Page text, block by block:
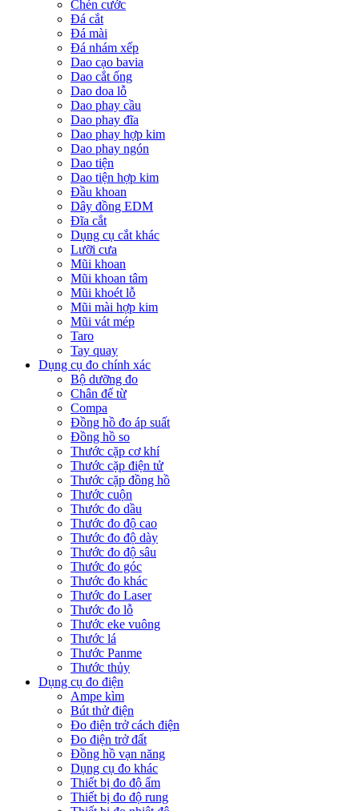
Chén cước
Đá cắt
Đá mài
Đá nhám xếp
Dao cạo bavia
Dao cắt ống
Dao doa lỗ
Dao phay cầu
Dao phay đĩa
Dao phay hợp kim
Dao phay ngón
Dao tiện
Dao tiện hợp kim
Đầu khoan
Dây đồng EDM
Đĩa cắt
Dụng cụ cắt khác
Lưỡi cưa
Mũi khoan
Mũi khoan tâm
Mũi khoét lỗ
Mũi mài hợp kim
Mũi vát mép
Taro
Tay quay
Dụng cụ đo chính xác
Bộ dưỡng đo
Chân đế từ
Compa
Đồng hồ đo áp suất
Đồng hồ so
Thước cặp cơ khí
Thước cặp điện tử
Thước cặp đồng hồ
Thước cuộn
Thước đo dầu
Thước đo độ cao
Thước đo độ dày
Thước đo độ sâu
Thước đo góc
Thước đo khác
Thước đo Laser
Thước đo lỗ
Thước eke vuông
Thước lá
Thước Panme
Thước thủy
Dụng cụ đo điện
Ampe kìm
Bút thử điện
Đo điện trở cách điện
Đo điện trở đất
Đồng hồ vạn năng
Dụng cụ đo khác
Thiết bị đo độ ẩm
Thiết bị đo độ rung